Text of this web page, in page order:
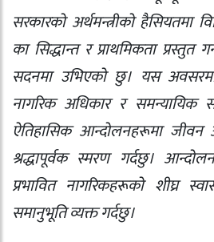
सरकारको अर्थमन्त्रीको हैसियतमा
का सिद्धान्त र प्राथमिकता
सदनमा उभिएको छु। यस अवसरमा
नागरिक अधिकार र समन्यायिक
ऐतिहासिक आन्दोलनहरूमा जीवन
श्रद्धापूर्वक स्मरण गर्दछु।
प्रभावित नागरिकहरूको शीघ्र
समानुभूति व्यक्त गर्दछु।